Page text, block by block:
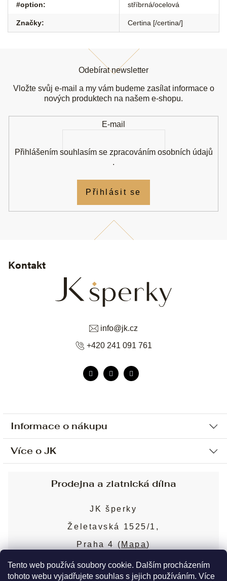
Tento web používá soubory cookie. Dalším procházením
tohoto webu vyjadřujete souhlas s jejich používáním. Více
#option: stříbrná/ocelová
Značky: Certina [/certina/]
Informace o nákupu
Ochrana osobních údajů
Sjednání osobní schůzky
Obchodní podmínky
Puncovní značky
Více o JK
Blog
Nejčastější dotazy
Kontakt
info@jk.cz
+420 241 091 761
Odebírat newsletter
Vložte svůj e-mail a my vám budeme zasílat informace o
nových produktech na našem e-shopu.
E-mail
Přihlášením souhlasím se zpracováním osobních údajů
.
Přihlásit se
Prodejna a zlatnická dílna
JK šperky
Želetavská 1525/1,
Praha 4 ( Mapa)
Více o prodejně